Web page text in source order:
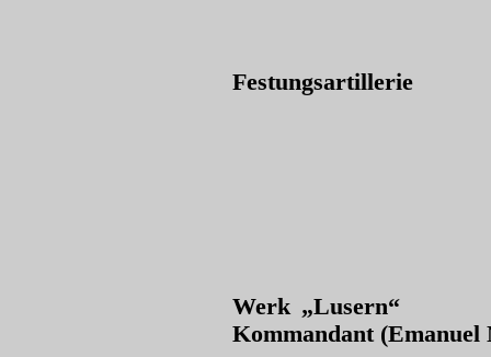
Festungsartillerie
Werk „Lusern“
Kommandant (Emanuel